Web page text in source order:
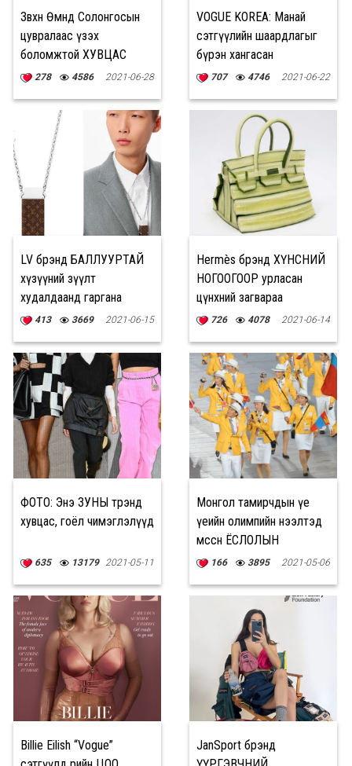
Зөвхөн Өмнөд Солонгосын
цувралаас үзэх
боломжтой ХУВЦАС
ЗАГВАРУУД
278 4586 2021-06-28
VOGUE KOREA: Манай
сэтгүүлийн шаардлагыг
бүрэн хангасан
BLACKPINK хамтлаг
707 4746 2021-06-22
LV брэнд БАЛЛУУРТАЙ
хүзүүний зүүлт
худалдаанд гаргана
413 3669 2021-06-15
Hermès брэнд ХҮНСНИЙ
НОГООГООР урласан
цүнхний загвараа
танилцууллаа
726 4078 2021-06-14
ФОТО: Энэ ЗУНЫ трэнд
хувцас, гоёл чимэглэлүүд
635 13179 2021-05-11
Монгол тамирчдын үе
үеийн олимпийн нээлтэд
өмссөн ЁСЛОЛЫН
ӨМСГӨЛҮҮД
166 3895 2021-05-06
Billie Eilish “Vogue”
JanSport брэнд